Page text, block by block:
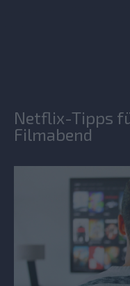
Netflix-Tipps
Filmabend